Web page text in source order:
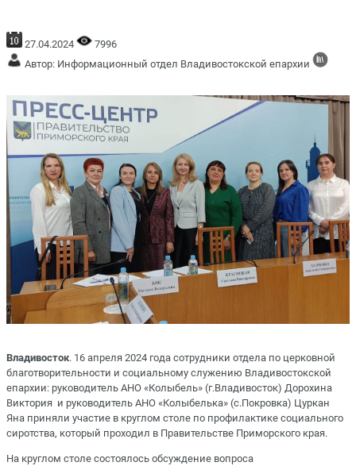
27.04.2024
7996
Автор: Информационный отдел Владивостокской епархии
Владивосток. 16 апреля 2024 года сотрудники отдела по церковной
благотворительности и социальному служению Владивостокской
епархии: руководитель АНО «Колыбель» (г.Владивосток) Дорохина
Виктория и руководитель АНО «Колыбелька» (с.Покровка) Цуркан
Яна приняли участие в круглом столе по профилактике социального
сиротства, который проходил в Правительстве Приморского края.
На круглом столе состоялось обсуждение вопроса